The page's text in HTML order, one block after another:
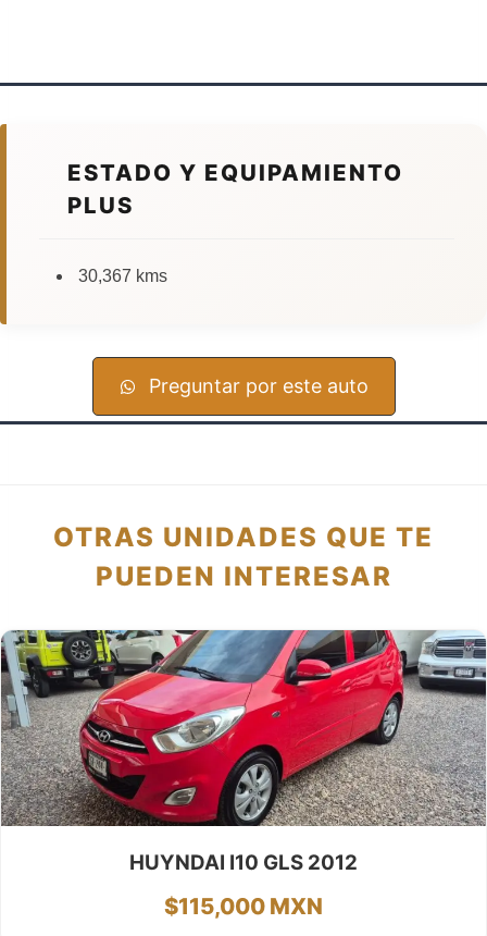
ESTADO Y EQUIPAMIENTO
PLUS
30,367 kms
Preguntar por este auto
OTRAS UNIDADES QUE TE
PUEDEN INTERESAR
HUYNDAI I10 GLS 2012
$115,000 MXN